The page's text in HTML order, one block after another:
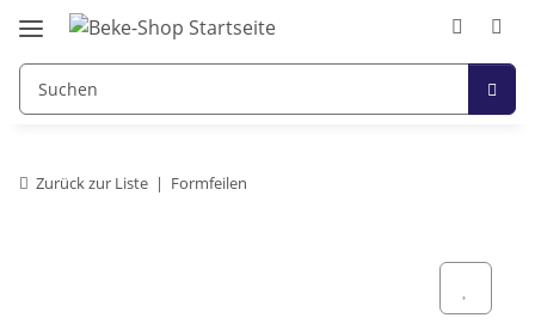
Zurück zur Liste Formfeilen